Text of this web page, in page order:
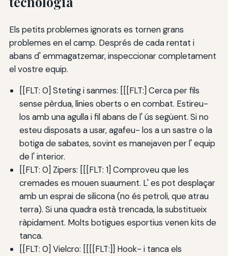
Els petits problemes ignorats es tornen grans
problemes en el camp. Després de cada rentat i
abans d' emmagatzemar, inspeccionar completament
el vostre equip.
[[FLT: 0] Steting i sanmes: [[[FLT:] Cerca per fils
sense pèrdua, línies oberts o en combat. Estireu-
los amb una agulla i fil abans de l' ús següent. Si no
esteu disposats a usar, agafeu- los a un sastre o la
botiga de sabates, sovint es manejaven per l' equip
de l' interior.
[[FLT: 0] Zipers: [[[FLT: 1] Comproveu que les
cremades es mouen suaument. L' es pot desplaçar
amb un esprai de silicona (no és petroli, que atrau
terra). Si una quadra està trencada, la substitueix
ràpidament. Molts botigues esportius venen kits de
tanca.
[[FLT: 0] Vielcro: [[[[FLT:]] Hook- i tanca els